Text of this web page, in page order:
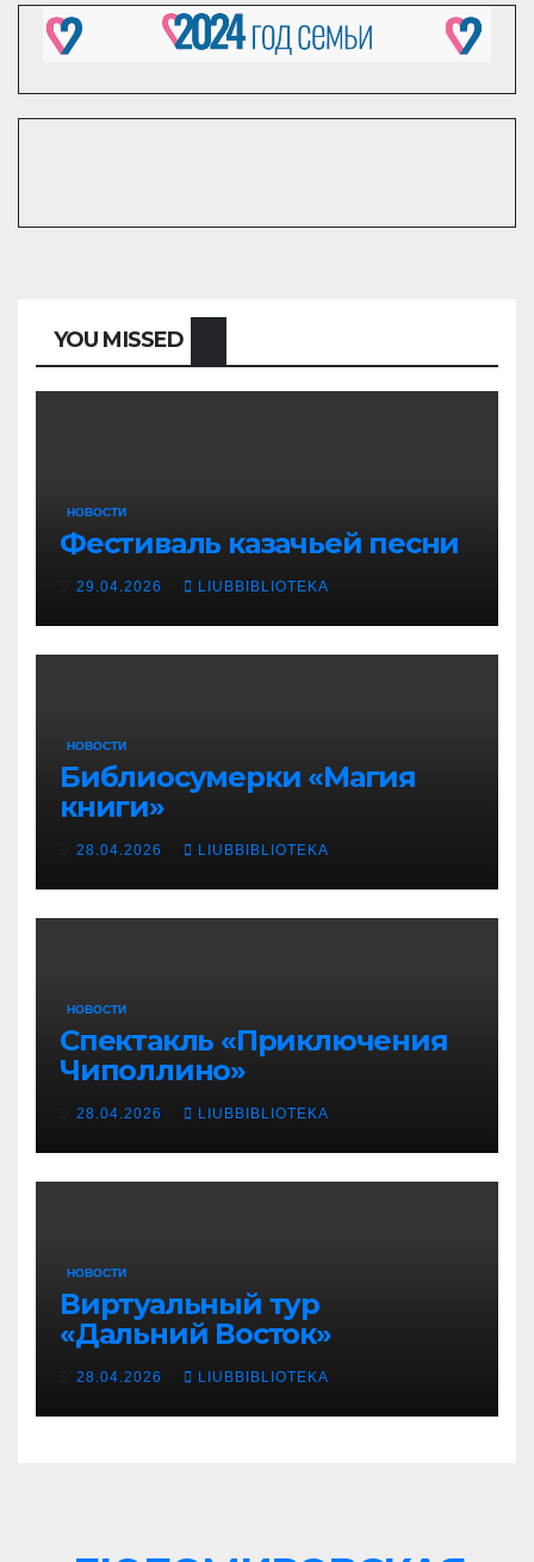
YOU MISSED
НОВОСТИ
Фестиваль казачьей песни
29.04.2026 LIUBBIBLIOTEKA
НОВОСТИ
Библиосумерки «Магия
книги»
28.04.2026 LIUBBIBLIOTEKA
НОВОСТИ
Спектакль «Приключения
Чиполлино»
28.04.2026 LIUBBIBLIOTEKA
НОВОСТИ
Виртуальный тур
«Дальний Восток»
28.04.2026 LIUBBIBLIOTEKA